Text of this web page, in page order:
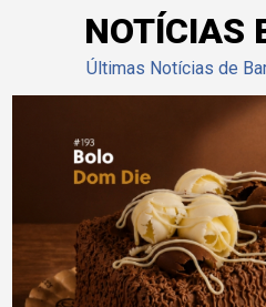
NOTÍCIAS
Últimas Notícias de